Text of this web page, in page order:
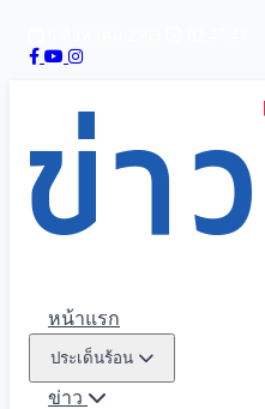
หน้าแรก
ประเด็นร้อน
ข่าว